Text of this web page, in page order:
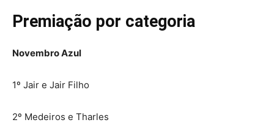
Premiação por categoria
Novembro Azul
1º Jair e Jair Filho
2º Medeiros e Tharles